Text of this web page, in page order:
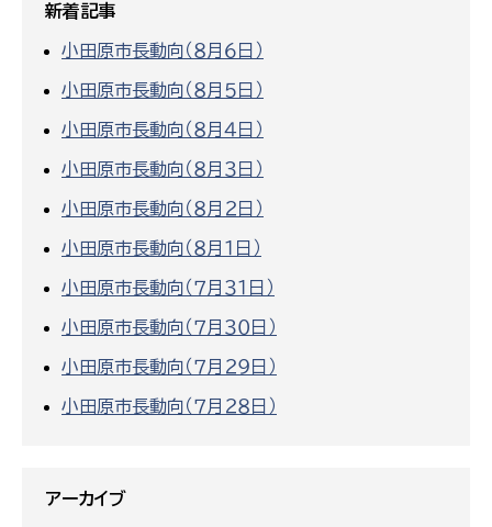
新着記事
小田原市長動向（８月６日）
小田原市長動向（８月５日）
小田原市長動向（８月４日）
小田原市長動向（８月３日）
小田原市長動向（８月２日）
小田原市長動向（８月１日）
小田原市長動向（７月３１日）
小田原市長動向（７月３０日）
小田原市長動向（７月２９日）
小田原市長動向（７月２８日）
アーカイブ